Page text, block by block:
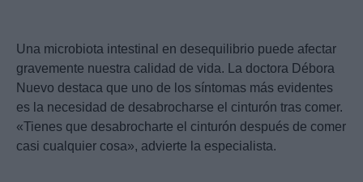
Una microbiota intestinal en desequilibrio puede afectar
gravemente nuestra calidad de vida. La doctora Débora
Nuevo destaca que uno de los síntomas más evidentes
es la necesidad de desabrocharse el cinturón tras comer.
«Tienes que desabrocharte el cinturón después de comer
casi cualquier cosa», advierte la especialista.